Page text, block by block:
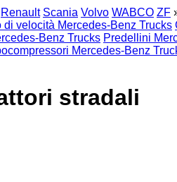
Renault Scania Volvo WABCO ZF
di velocità Mercedes-Benz Trucks
Benz Trucks Predellini
Mercedes-Benz
stradali